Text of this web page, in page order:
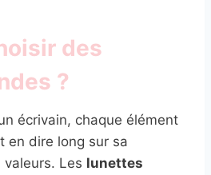
des
?
écrivain, chaque élément
en dire long sur sa
Les lunettes